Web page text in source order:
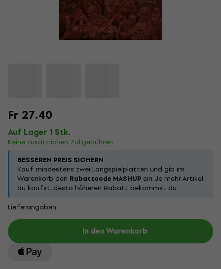
Fr 27.40
Auf Lager 1 Stk.
Keine zusätzlichen Zollgebühren
BESSEREN PREIS SICHERN
Kauf mindestens zwei Langspielplatten und gib im
Warenkorb den Rabattcode MASHUP ein. Je mehr Artikel
du kaufst, desto höheren Rabatt bekommst du.
Lieferangaben
In den Warenkorb